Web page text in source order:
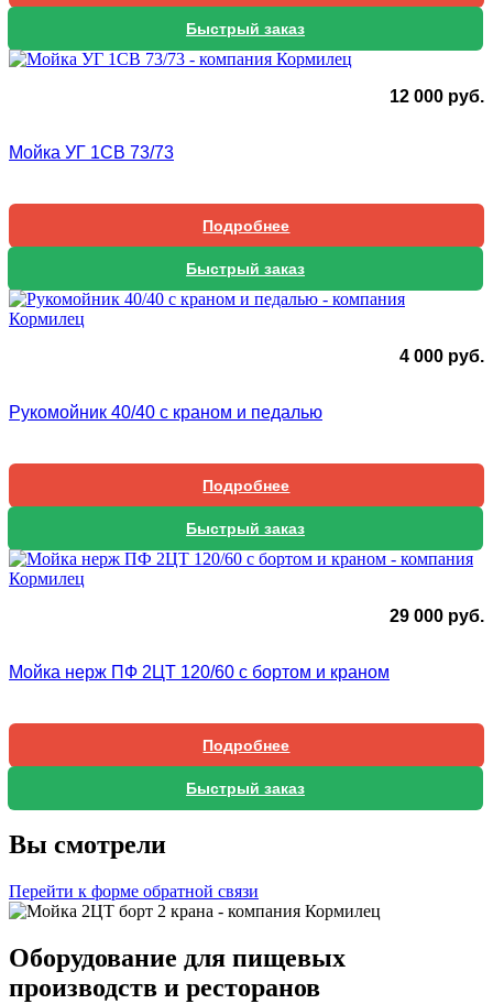
Быстрый заказ
12 000 руб.
Мойка УГ 1СВ 73/73
Подробнее
Быстрый заказ
4 000 руб.
Рукомойник 40/40 с краном и педалью
Подробнее
Быстрый заказ
29 000 руб.
Мойка нерж ПФ 2ЦТ 120/60 с бортом и краном
Подробнее
Быстрый заказ
Вы смотрели
Перейти к форме обратной связи
Оборудование для пищевых
производств и ресторанов